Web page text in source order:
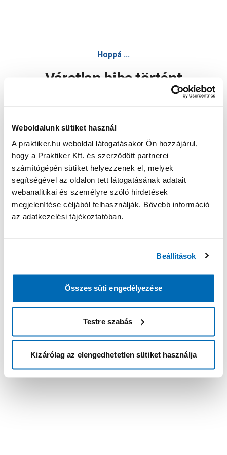
Weboldalunk sütiket használ
A praktiker.hu weboldal látogatásakor Ön hozzájárul,
hogy a Praktiker Kft. és szerződött partnerei
számítógépén sütiket helyezzenek el, melyek
segítségével az oldalon tett látogatásának adatait
webanalitikai és személyre szóló hirdetések
megjelenítése céljából felhasználják. Bővebb információ
az adatkezelési tájékoztatóban.
Beállítások
Összes süti engedélyezése
Testre szabás
Kizárólag az elengedhetetlen sütiket használja
Hoppá ...
Váratlan hiba történt
Oldal újratöltése